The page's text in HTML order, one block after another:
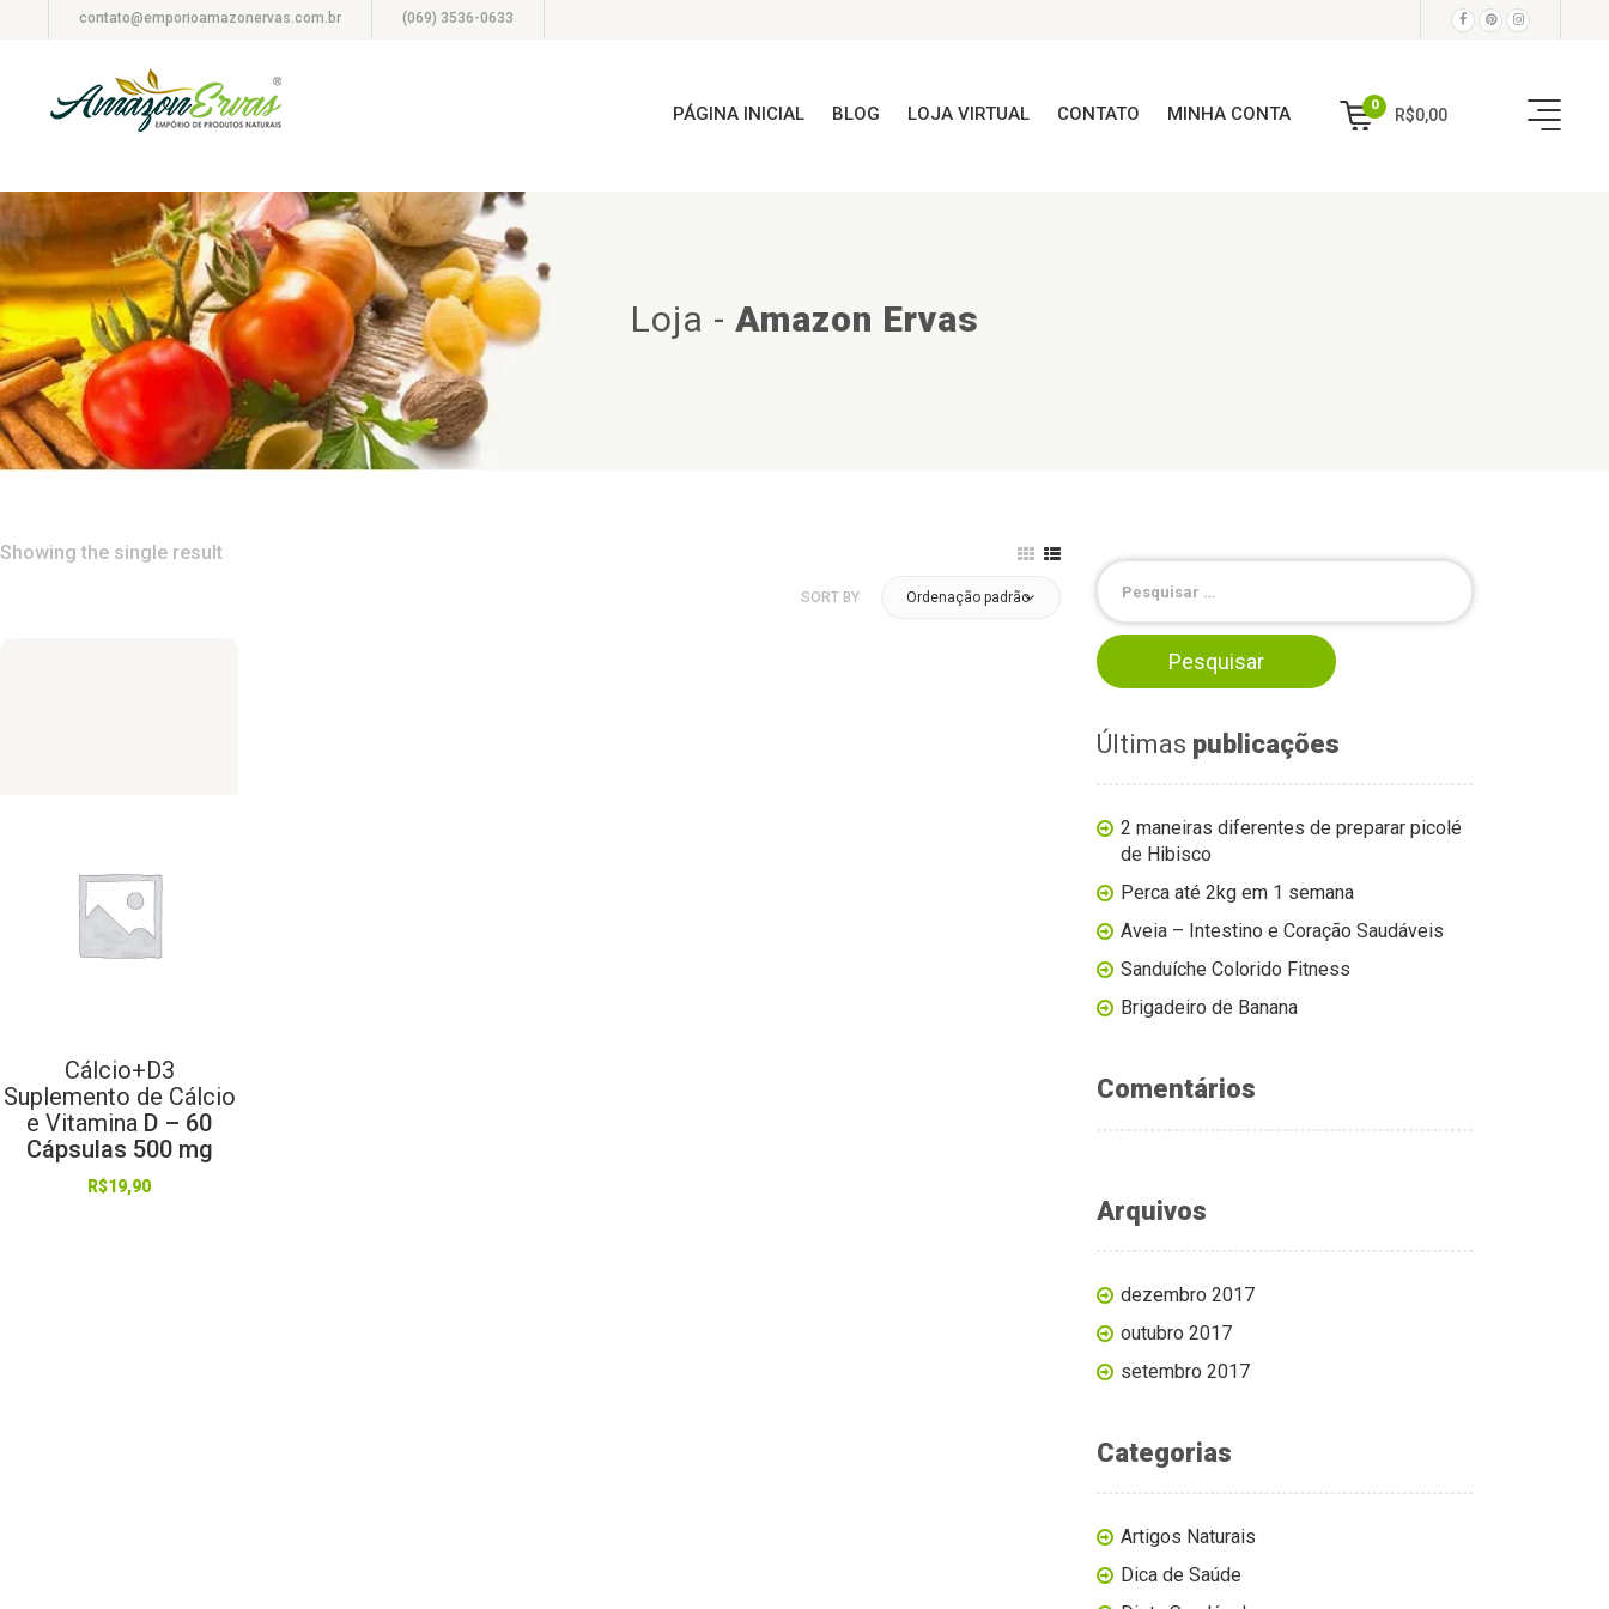
contato@emporioamazonervas.com.br (069) 3536-0633
PÁGINA INICIAL BLOG LOJA VIRTUAL CONTATO MINHA CONTA 0
R$0,00
Loja - Amazon Ervas
Showing the single result
SORT BY Ordenação padrão
Cálcio+D3
Suplemento de Cálcio
e Vitamina D – 60
Cápsulas 500 mg
R$19,90
Últimas publicações
2 maneiras diferentes de preparar picolé
de Hibisco
Perca até 2kg em 1 semana
Aveia – Intestino e Coração Saudáveis
Sanduíche Colorido Fitness
Brigadeiro de Banana
Comentários
Arquivos
dezembro 2017
outubro 2017
setembro 2017
Categorias
Artigos Naturais
Dica de Saúde